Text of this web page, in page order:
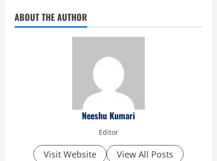
ABOUT THE AUTHOR
Neeshu Kumari
Editor
Visit Website View All Posts